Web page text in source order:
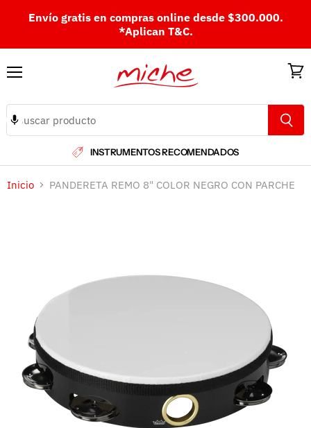
Envío gratis en compras online desde $300.000.
*Aplican T&C.
INSTRUMENTOS RECOMENDADOS
Inicio PANDERETA REMO 8" COLOR NEGRO CON PARCHE